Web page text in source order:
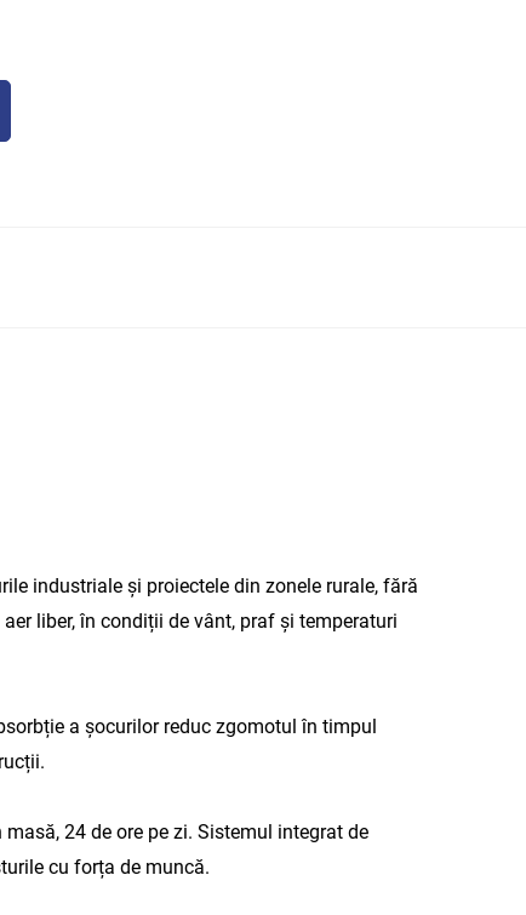
industriale și proiectele din zonele rurale, fără
liber, în condiții de vânt, praf și temperaturi
a șocurilor reduc zgomotul în timpul
24 de ore pe zi. Sistemul integrat de
cu forța de muncă.